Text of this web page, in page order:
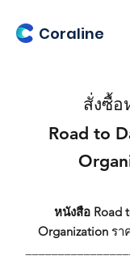
Coraline
สั่งซื้อ
Road to
หนังสือ Road
Organization รา